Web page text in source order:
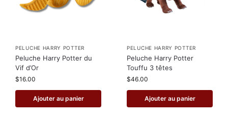
PELUCHE HARRY POTTER
Peluche Harry Potter du
Vif d’Or
$16.00
Ajouter au panier
PELUCHE HARRY POTTER
Peluche Harry Potter
Touffu 3 têtes
$46.00
Ajouter au panier